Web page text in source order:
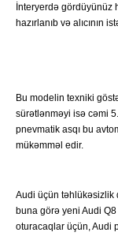
İnteryerdə gördüyünüz
hazırlanıb və alıcının
Bu modelin texniki
sürətlənməyi isə cəmi
pnevmatik asqı bu
mükəmməl edir.
Audi üçün təhlükəsizlik
buna görə yeni Audi
oturacaqlar üçün, Audi